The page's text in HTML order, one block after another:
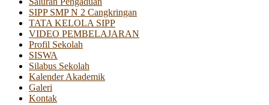
SIPP SMP N 2 Cangkringan
TATA KELOLA SIPP
VIDEO PEMBELAJARAN
Profil Sekolah
SISWA
Silabus Sekolah
Kalender Akademik
Galeri
Kontak